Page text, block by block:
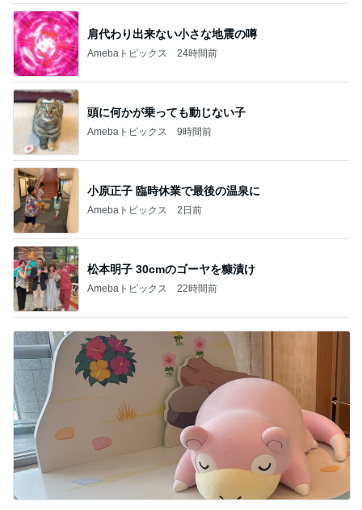
肩代わり出来ない小さな地震の噂
Amebaトピックス 24時間前
頭に何かが乗っても動じない子
Amebaトピックス 9時間前
小原正子 臨時休業で最後の温泉に
Amebaトピックス 2日前
松本明子 30cmのゴーヤを糠漬け
Amebaトピックス 22時間前